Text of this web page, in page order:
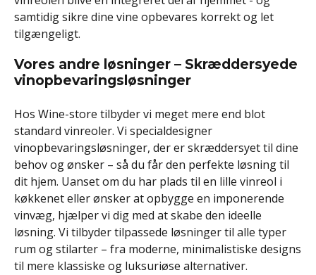
samtidig sikre dine vine opbevares korrekt og let
tilgængeligt.
Vores andre løsninger – Skræddersyede
vinopbevaringsløsninger
Hos Wine-store tilbyder vi meget mere end blot
standard vinreoler. Vi specialdesigner
vinopbevaringsløsninger, der er skræddersyet til dine
behov og ønsker – så du får den perfekte løsning til
dit hjem. Uanset om du har plads til en lille vinreol i
køkkenet eller ønsker at opbygge en imponerende
vinvæg, hjælper vi dig med at skabe den ideelle
løsning. Vi tilbyder tilpassede løsninger til alle typer
rum og stilarter – fra moderne, minimalistiske designs
til mere klassiske og luksuriøse alternativer.